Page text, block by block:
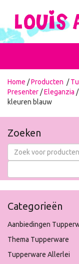
Home /Producten /
Presenter /Eleganzia
kleuren blauw
Zoeken
Categorieën
Aanbiedingen
Thema Tupperware
Tupperware Allerlei